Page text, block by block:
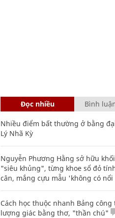
Đọc nhiều Bình
Nhiều điểm bất thường ở bằng
Lý Nhã Kỳ
Nguyễn Phương Hằng sở hữu
"siêu khủng", từng khoe sổ đỏ
cân, mắng cựu mẫu 'không có
Cách học thuộc nhanh Bảng công
lượng giác bằng thơ, "thần chú"